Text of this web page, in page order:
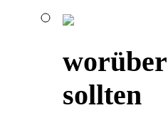
worüber
sollten